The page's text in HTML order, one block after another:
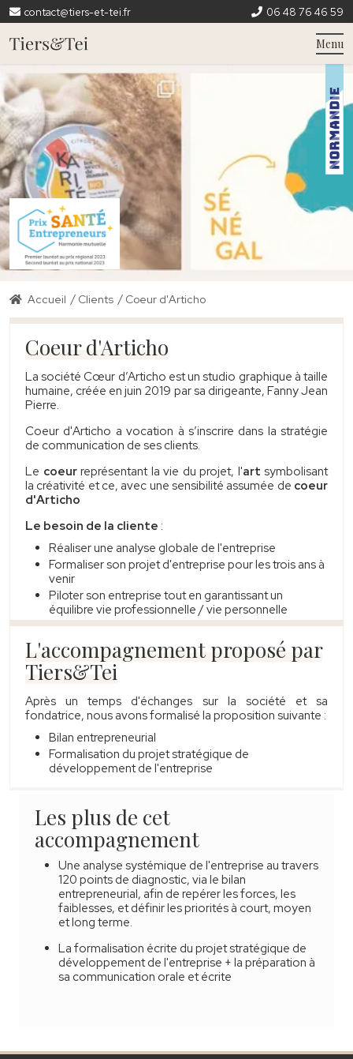
contact@tiers-et-tei.fr 06 48 76 46 59
Menu
Accueil / Clients / Coeur d'Articho
Coeur d'Articho
La société Cœur d’Articho est un studio graphique à taille
humaine, créée en juin 2019 par sa dirigeante, Fanny Jean
Pierre.
Coeur d'Articho a vocation à s’inscrire dans la stratégie
de communication de ses clients.
Le coeur représentant la vie du projet, l'art symbolisant
la créativité et ce, avec une sensibilité assumée de coeur
d'Articho
Le besoin de la cliente :
Réaliser une analyse globale de l'entreprise
Formaliser son projet d'entreprise pour les trois ans à
venir
Piloter son entreprise tout en garantissant un
équilibre vie professionnelle / vie personnelle
L'accompagnement proposé par
Tiers&Tei
Après un temps d'échanges sur la société et sa
fondatrice, nous avons formalisé la proposition suivante :
Bilan entrepreneurial
Formalisation du projet stratégique de
développement de l'entreprise
Les plus de cet
accompagnement
Une analyse systémique de l'entreprise au travers
120 points de diagnostic, via le bilan
entrepreneurial, afin de repérer les forces, les
faiblesses, et définir les priorités à court, moyen
et long terme.
La formalisation écrite du projet stratégique de
développement de l'entreprise + la préparation à
sa communication orale et écrite